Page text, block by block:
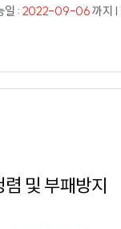
: 2022-09-06까지
및 부패방지